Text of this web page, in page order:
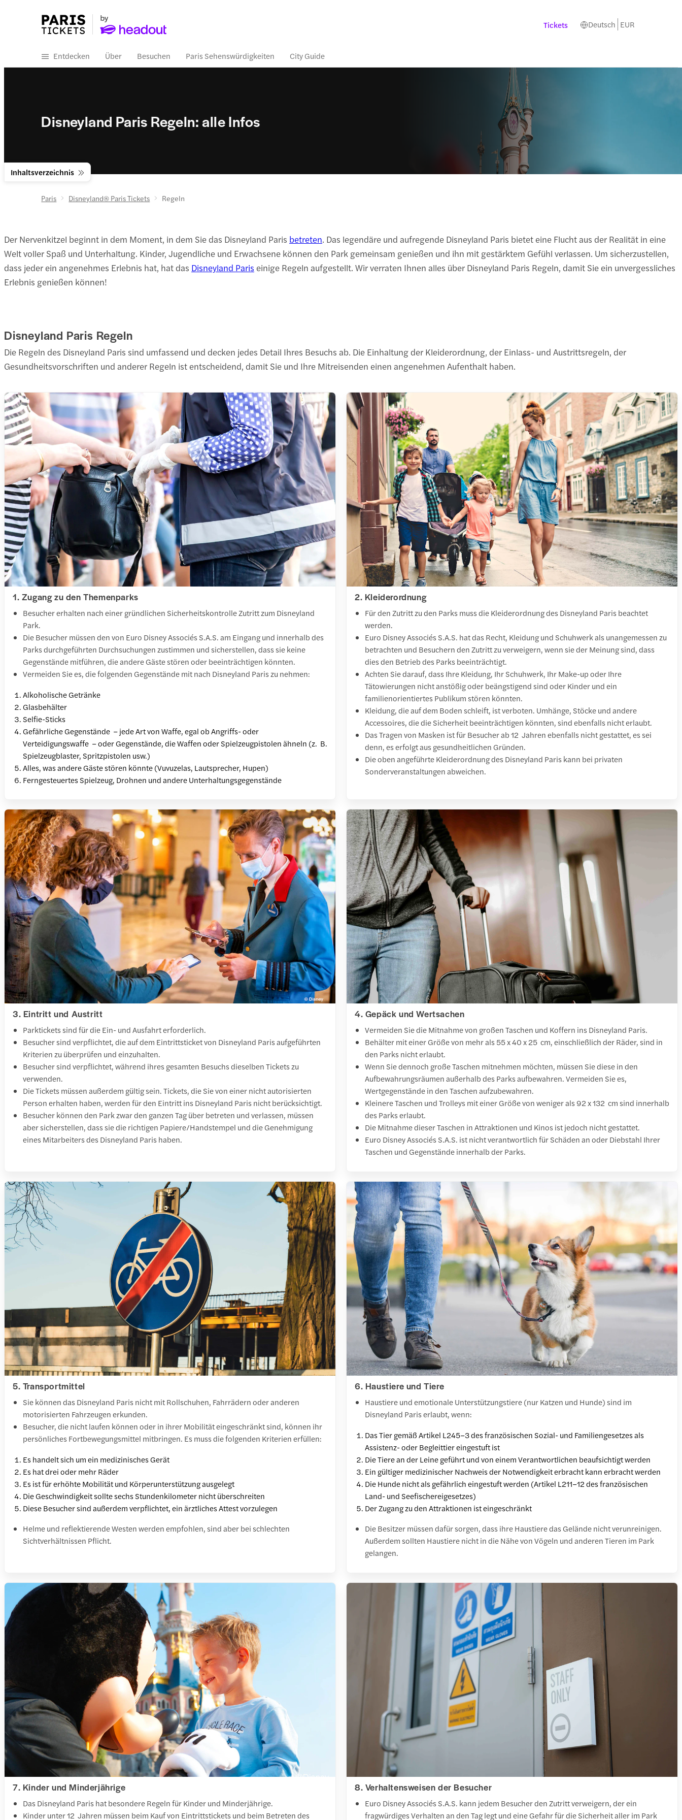
Tickets Deutsch EUR
Entdecken Über Besuchen Paris Sehenswürdigkeiten City Guide
Inhaltsverzeichnis
Disneyland Paris Regeln: alle Infos
Paris Disneyland® Paris Tickets Regeln
Der Nervenkitzel beginnt in dem Moment, in dem Sie das Disneyland Paris betreten. Das legendäre und aufregende Disneyland Paris bietet eine Flucht aus der Realität in eine
Welt voller Spaß und Unterhaltung. Kinder, Jugendliche und Erwachsene können den Park gemeinsam genießen und ihn mit gestärktem Gefühl verlassen. Um sicherzustellen,
dass jeder ein angenehmes Erlebnis hat, hat das Disneyland Paris einige Regeln aufgestellt. Wir verraten Ihnen alles über Disneyland Paris Regeln, damit Sie ein unvergessliches
Erlebnis genießen können!
Disneyland Paris Regeln
Die Regeln des Disneyland Paris sind umfassend und decken jedes Detail Ihres Besuchs ab. Die Einhaltung der Kleiderordnung, der Einlass- und Austrittsregeln, der
Gesundheitsvorschriften und anderer Regeln ist entscheidend, damit Sie und Ihre Mitreisenden einen angenehmen Aufenthalt haben.
1. Zugang zu den Themenparks
Besucher erhalten nach einer gründlichen Sicherheitskontrolle Zutritt zum Disneyland
Park.
Die Besucher müssen den von Euro Disney Associés S.A.S. am Eingang und innerhalb des
Parks durchgeführten Durchsuchungen zustimmen und sicherstellen, dass sie keine
Gegenstände mitführen, die andere Gäste stören oder beeinträchtigen könnten.
Vermeiden Sie es, die folgenden Gegenstände mit nach Disneyland Paris zu nehmen:
Alkoholische Getränke
Glasbehälter
Selfie-Sticks
Gefährliche Gegenstände – jede Art von Waffe, egal ob Angriffs- oder
Verteidigungswaffe – oder Gegenstände, die Waffen oder Spielzeugpistolen ähneln (z. B.
Spielzeugblaster, Spritzpistolen usw.)
Alles, was andere Gäste stören könnte (Vuvuzelas, Lautsprecher, Hupen)
Ferngesteuertes Spielzeug, Drohnen und andere Unterhaltungsgegenstände
2. Kleiderordnung
Für den Zutritt zu den Parks muss die Kleiderordnung des Disneyland Paris beachtet
werden.
Euro Disney Associés S.A.S. hat das Recht, Kleidung und Schuhwerk als unangemessen zu
betrachten und Besuchern den Zutritt zu verweigern, wenn sie der Meinung sind, dass
dies den Betrieb des Parks beeinträchtigt.
Achten Sie darauf, dass Ihre Kleidung, Ihr Schuhwerk, Ihr Make-up oder Ihre
Tätowierungen nicht anstößig oder beängstigend sind oder Kinder und ein
familienorientiertes Publikum stören könnten.
Kleidung, die auf dem Boden schleift, ist verboten. Umhänge, Stöcke und andere
Accessoires, die die Sicherheit beeinträchtigen könnten, sind ebenfalls nicht erlaubt.
Das Tragen von Masken ist für Besucher ab 12 Jahren ebenfalls nicht gestattet, es sei
denn, es erfolgt aus gesundheitlichen Gründen.
Die oben angeführte Kleiderordnung des Disneyland Paris kann bei privaten
Sonderveranstaltungen abweichen.
3. Eintritt und Austritt
Parktickets sind für die Ein- und Ausfahrt erforderlich.
Besucher sind verpflichtet, die auf dem Eintrittsticket von Disneyland Paris aufgeführten
Kriterien zu überprüfen und einzuhalten.
Besucher sind verpflichtet, während ihres gesamten Besuchs dieselben Tickets zu
verwenden.
Die Tickets müssen außerdem gültig sein. Tickets, die Sie von einer nicht autorisierten
Person erhalten haben, werden für den Eintritt ins Disneyland Paris nicht berücksichtigt.
Besucher können den Park zwar den ganzen Tag über betreten und verlassen, müssen
aber sicherstellen, dass sie die richtigen Papiere/Handstempel und die Genehmigung
eines Mitarbeiters des Disneyland Paris haben.
4. Gepäck und Wertsachen
Vermeiden Sie die Mitnahme von großen Taschen und Koffern ins Disneyland Paris.
Behälter mit einer Größe von mehr als 55 x 40 x 25 cm, einschließlich der Räder, sind in
den Parks nicht erlaubt.
Wenn Sie dennoch große Taschen mitnehmen möchten, müssen Sie diese in den
Aufbewahrungsräumen außerhalb des Parks aufbewahren. Vermeiden Sie es,
Wertgegenstände in den Taschen aufzubewahren.
Kleinere Taschen und Trolleys mit einer Größe von weniger als 92 x 132 cm sind innerhalb
des Parks erlaubt.
Die Mitnahme dieser Taschen in Attraktionen und Kinos ist jedoch nicht gestattet.
Euro Disney Associés S.A.S. ist nicht verantwortlich für Schäden an oder Diebstahl Ihrer
Taschen und Gegenstände innerhalb der Parks.
5. Transportmittel
Sie können das Disneyland Paris nicht mit Rollschuhen, Fahrrädern oder anderen
motorisierten Fahrzeugen erkunden.
Besucher, die nicht laufen können oder in ihrer Mobilität eingeschränkt sind, können ihr
persönliches Fortbewegungsmittel mitbringen. Es muss die folgenden Kriterien erfüllen:
Es handelt sich um ein medizinisches Gerät
Es hat drei oder mehr Räder
Es ist für erhöhte Mobilität und Körperunterstützung ausgelegt
Die Geschwindigkeit sollte sechs Stundenkilometer nicht überschreiten
Diese Besucher sind außerdem verpflichtet, ein ärztliches Attest vorzulegen
Helme und reflektierende Westen werden empfohlen, sind aber bei schlechten
Sichtverhältnissen Pflicht.
6. Haustiere und Tiere
Haustiere und emotionale Unterstützungstiere (nur Katzen und Hunde) sind im
Disneyland Paris erlaubt, wenn:
Das Tier gemäß Artikel L245–3 des französischen Sozial- und Familiengesetzes als
Assistenz- oder Begleittier eingestuft ist
Die Tiere an der Leine geführt und von einem Verantwortlichen beaufsichtigt werden
Ein gültiger medizinischer Nachweis der Notwendigkeit erbracht kann erbracht werden
Die Hunde nicht als gefährlich eingestuft werden (Artikel L211–12 des französischen
Land- und Seefischereigesetzes)
Der Zugang zu den Attraktionen ist eingeschränkt
Die Besitzer müssen dafür sorgen, dass ihre Haustiere das Gelände nicht verunreinigen.
Außerdem sollten Haustiere nicht in die Nähe von Vögeln und anderen Tieren im Park
gelangen.
7. Kinder und Minderjährige
Das Disneyland Paris hat besondere Regeln für Kinder und Minderjährige.
Kinder unter 12 Jahren müssen beim Kauf von Eintrittstickets und beim Betreten des
8. Verhaltensweisen der Besucher
Euro Disney Associés S.A.S. kann jedem Besucher den Zutritt verweigern, der ein
fragwürdiges Verhalten an den Tag legt und eine Gefahr für die Sicherheit aller im Park